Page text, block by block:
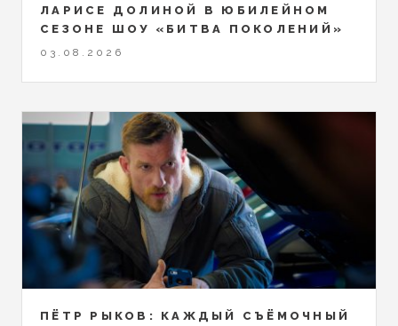
ЛАРИСЕ ДОЛИНОЙ В ЮБИЛЕЙНОМ
СЕЗОНЕ ШОУ «БИТВА ПОКОЛЕНИЙ»
03.08.2026
ПЁТР РЫКОВ: КАЖДЫЙ СЪЁМОЧНЫЙ